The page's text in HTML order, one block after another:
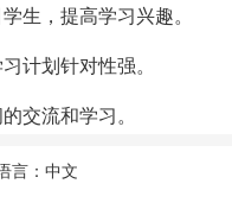
生，提高学习兴趣。
计划针对性强。
交流和学习。
言：中文